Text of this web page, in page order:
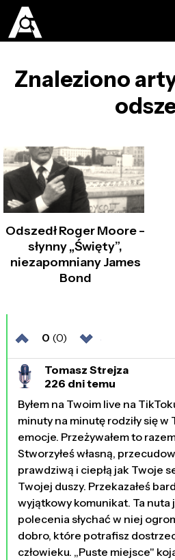
Znaleziono
Odszedł Roger Moore –
słynny „Święty”,
niezapomniany James
Bond
0 (0)
Tomasz Strejza
226 dni temu
Byłem na Twoim live na
minuty na minutę rodziły się
emocje. Przeżywałem to
Stworzyłeś własną,
prawdziwą i ciepłą jak Twoje
Twojej duszy. Przekazałeś
wyjątkowy komunikat. Ta nuta
polecenia słychać w niej
dobro, które potrafisz
człowieku. „Puste miejsce"